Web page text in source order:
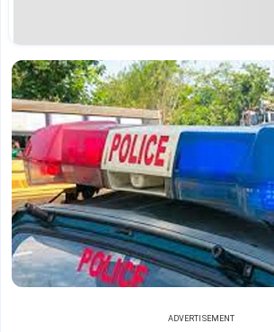
ADVERTISEMENT